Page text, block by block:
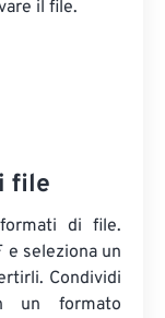
il file.
file
di file.
e seleziona un
Condividi
un formato